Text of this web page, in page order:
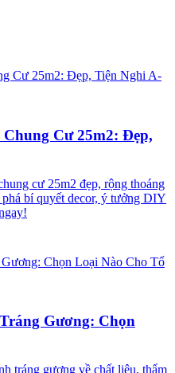
Cư 25m2: Đẹp,
cư 25m2 đẹp, rộng thoáng
bí quyết decor, ý tưởng DIY
Gương: Chọn
tráng gương về chất liệu, thẩm